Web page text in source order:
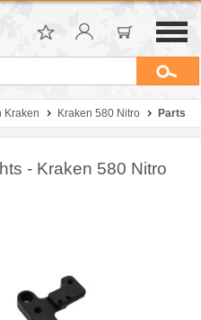
Kraken Kraken 580 Nitro Parts
- Kraken 580 Nitro